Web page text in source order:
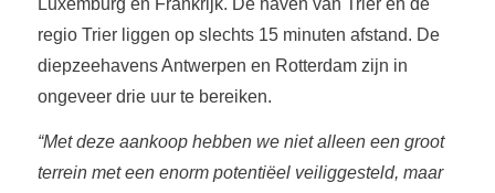
regio Trier liggen op slechts 15 minuten afstand. De
diepzeehavens Antwerpen en Rotterdam zijn in
ongeveer drie uur te bereiken.
“Met deze aankoop hebben we niet alleen een groot
terrein met een enorm potentiëel veiliggesteld, maar